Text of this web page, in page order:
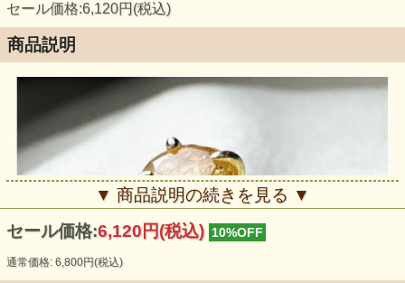
セール価格:6,120円(税込)
商品説明
▼ 商品説明の続きを見る ▼
セール価格:6,120円(税込) 10%OFF
通常価格: 6,800円(税込)